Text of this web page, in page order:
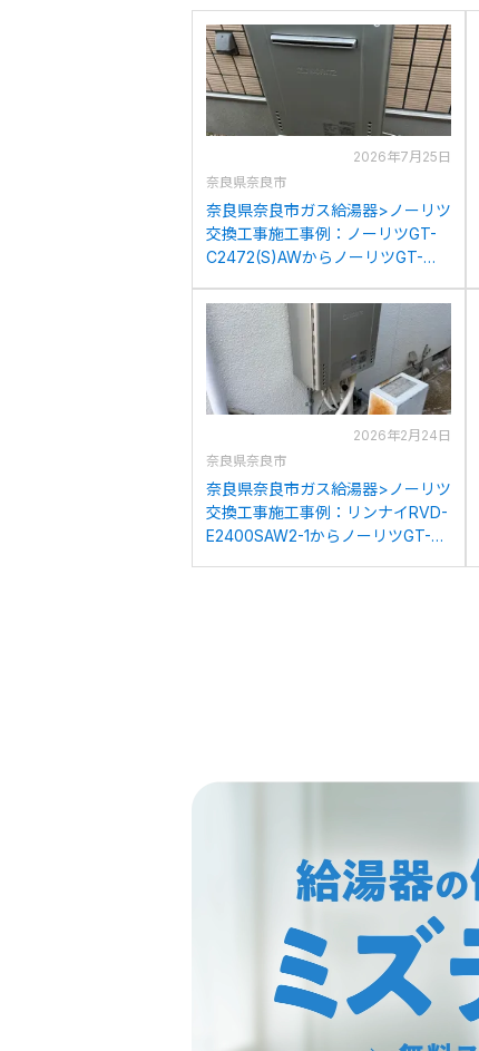
2026年7月25日
奈良県奈良市
奈良県奈良市ガス給湯器>ノーリツ
交換工事施工事例：ノーリツGT-
C2472(S)AWからノーリツGT-
2026年2月24日
奈良県奈良市
奈良県奈良市ガス給湯器>ノーリツ
交換工事施工事例：リンナイRVD-
E2400SAW2-1からノーリツGT-